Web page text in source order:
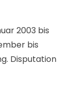
2003 bis
bis
Disputation